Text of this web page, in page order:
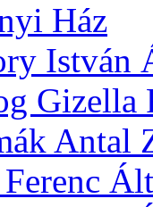
Ház
István
Gizella
Antal